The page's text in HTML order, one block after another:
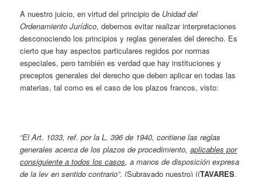
A nuestro juicio, en virtud del principio de Unidad del
Ordenamiento Jurídico, debemos evitar realizar interpretaciones
desconociendo los principios y reglas generales del derecho. Es
cierto que hay aspectos particulares regidos por normas
especiales, pero también es verdad que hay instituciones y
preceptos generales del derecho que deben aplicar en todas las
materias, tal como es el caso de los plazos francos, visto:
“El Art. 1033, ref. por la L. 396 de 1940, contiene las reglas
generales acerca de los plazos de procedimiento,aplicables por
consiguiente a todos los casos, a manos de disposición expresa
de la ley en sentido contrario”. (Subrayado nuestro) ((TAVARES,